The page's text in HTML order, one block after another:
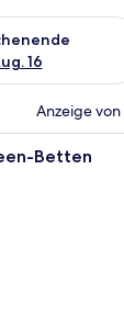
Aug. 9.
16
für
Anzeige
Pillowtop-
Betten